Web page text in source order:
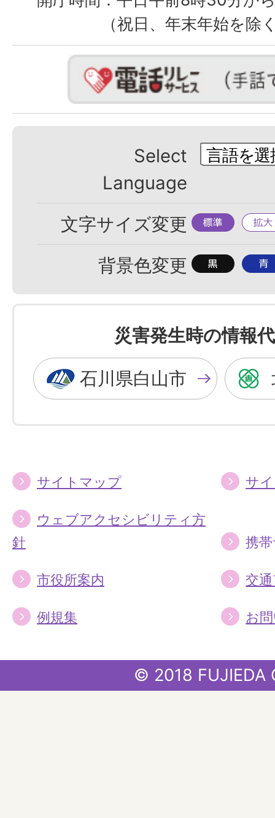
（祝日、年末年始を除
Select
Language
文字サイズ変更 標
準
拡
大
背景色変更 背
色
を
黒
色
に
背
色
を
青
色
に
災害発生時の情報
石川県白山市
サイトマップ サ
ウェブアクセシビリティ方
針
携
市役所案内 交
例規集 お
© 2018 FUJIEDA